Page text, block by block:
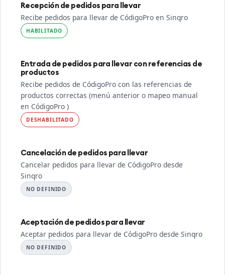
Recepción de pedidos para llevar
Recibe pedidos para llevar de CódigoPro en Sinqro
HABILITADO
Entrada de pedidos para llevar con referencias de
productos
Recibe pedidos de CódigoPro con las referencias de
productos correctas (menú anterior o mapeo manual
en CódigoPro )
DESHABILITADO
Cancelación de pedidos para llevar
Cancelar pedidos para llevar de CódigoPro desde
Sinqro
NO DEFINIDO
Aceptación de pedidos para llevar
Aceptar pedidos para llevar de CódigoPro desde Sinqro
NO DEFINIDO